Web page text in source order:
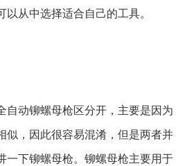
从中选择适合自己的工具。
自动铆螺母枪区分开，主要是因为
似，因此很容易混淆，但是两者并
一下铆螺母枪。铆螺母枪主要用于